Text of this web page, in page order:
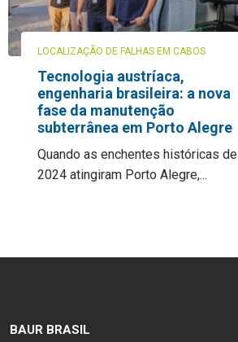
LOCALIZAÇÃO DE FALHAS EM CABOS
Tecnologia austríaca,
engenharia brasileira: a nova
fase da manutenção
subterrânea em Porto Alegre
Quando as enchentes históricas de
2024 atingiram Porto Alegre,...
BAUR BRASIL